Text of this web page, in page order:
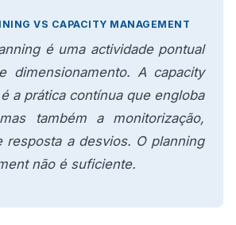
VS CAPACITY MANAGEMENT
é uma actividade pontual
dimensionamento. A capacity
a prática contínua que engloba
também a monitorização,
resposta a desvios. O planning
não é suficiente.